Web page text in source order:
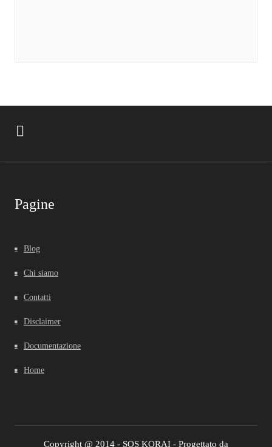
Pagine
Blog
Chi siamo
Contatti
Disclaimer
Documentazione
Home
Copyright @ 2014 - SOS KORAI - Progettato da